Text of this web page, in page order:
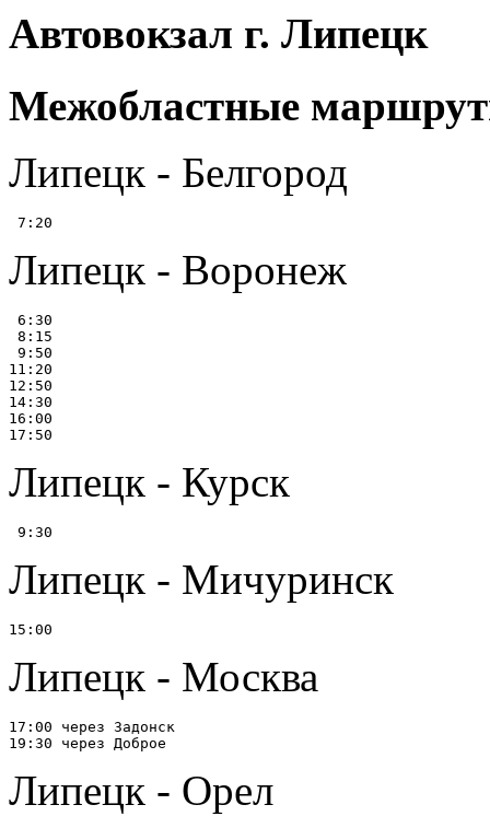
Автовокзал г. Липецк
Межобластные
Липецк - Белгород
Липецк - Воронеж
6:30
8:15
9:50
11:20
12:50
14:30
16:00
Липецк - Курск
Липецк - Мичуринск
Липецк - Москва
17:00 через Задонск
Липецк - Орел